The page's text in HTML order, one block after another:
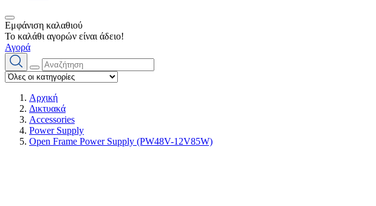
Εμφάνιση καλαθιού
Το καλάθι αγορών είναι άδειο!
Αγορά
Αρχική
Δικτυακά
Accessories
Power Supply
Open Frame Power Supply (PW48V-12V85W)